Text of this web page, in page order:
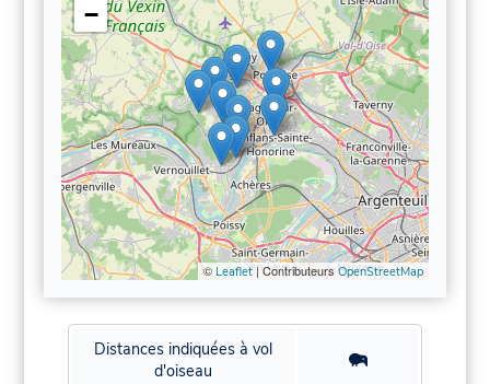
−
© Leaflet| ContributeursOpenStreetMap
Distances indiquées à vol
d'oiseau